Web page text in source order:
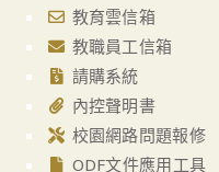
教育雲信箱
教職員工信箱
請購系統
內控聲明書
校園網路問題報修
ODF文件應用工具